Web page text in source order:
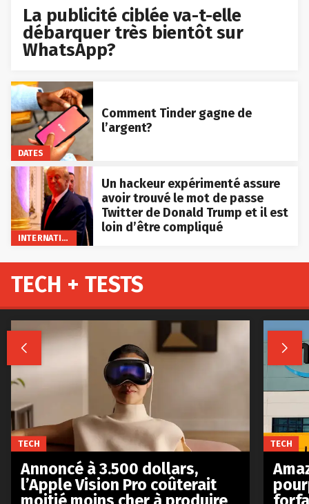
La publicité ciblée va-t-elle
débarquer très bientôt sur
WhatsApp?
DATES
Comment Tinder gagne de
l’argent?
INTERNATIONAL
Un hackeur expérimenté assure
avoir trouvé le mot de passe
Twitter de Donald Trump et il est
loin d’être compliqué
TECH + TESTS
 
TECH
Annoncé à 3.500 dollars,
l’Apple Vision Pro coûterait
moitié moins cher à produire
TECH